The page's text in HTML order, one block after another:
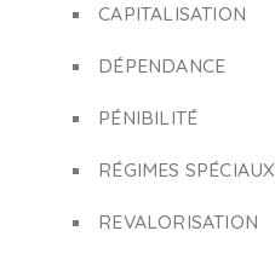
CAPITALISATION
DÉPENDANCE
PÉNIBILITÉ
RÉGIMES SPÉCIAUX
REVALORISATION